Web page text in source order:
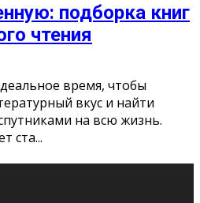
подборка книг
чтения
время, чтобы
вкус и найти
на всю жизнь.
ста...